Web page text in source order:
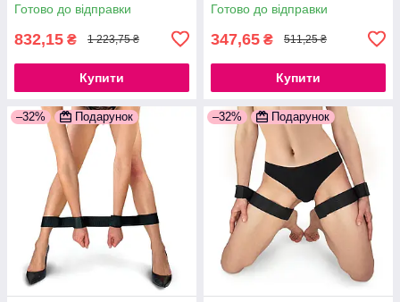
Готово до відправки
832,15 ₴ 1 223,75 ₴
Купити
Готово до відправки
347,65 ₴ 511,25 ₴
Купити
–32% Подарунок –32% Подарунок